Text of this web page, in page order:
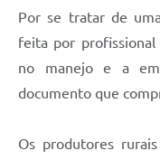
Por se tratar de
feita por profissional
no manejo e a
documento que
Os produtores